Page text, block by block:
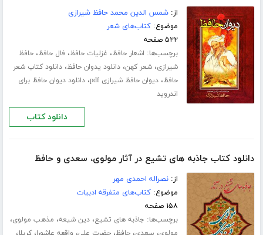
از:شمس الدین محمد حافظ شیرازی
موضوع:کتاب‌های شعر
۵۲۲ صفحه
برچسب‌ها: اشعار حافظ، غزلیات حافظ، فال حافظ،حافظ
شیرازی،شعر کهن،دانلود یدوان حافظ،دانلود کتاب شعر
حافظ،دیوان حافظ شیرازی pdf ،دانلود دیوان حافظ برای
اندروید
دانلود کتاب
دانلود کتاب جاذبه های تشیع در آثار مولوی، سعدی و حافظ
از:نصراله احمدی مهر
موضوع:کتاب‌های متفرقه ادبیات
۱۵۸ صفحه
برچسب‌ها: جاذبه های تشیع،دین شیعه، مذهب مولوی،